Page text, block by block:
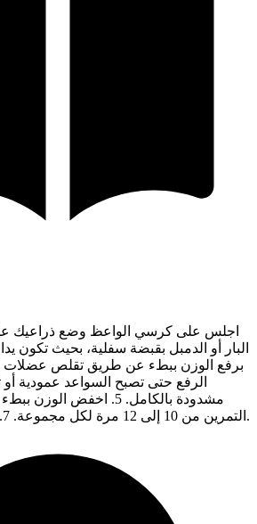
الرفع حتى تصبح السواعد عمودية
التمرين من 10 إلى 12 مرة لكل مجموعة. 7. قم بأداء 3-4 مجموعات.